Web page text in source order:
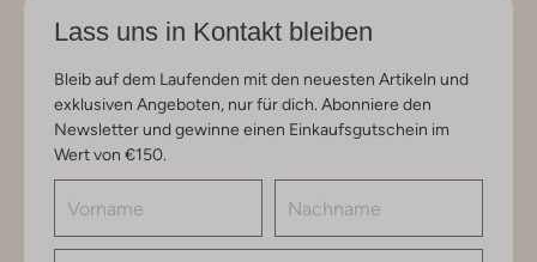
Lass uns in Kontakt bleiben
Bleib auf dem Laufenden mit den neuesten Artikeln und
exklusiven Angeboten, nur für dich. Abonniere den
Newsletter und gewinne einen Einkaufsgutschein im
Wert von €150.